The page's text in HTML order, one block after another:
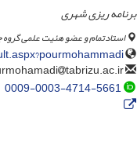
برنامه ریزی شهری
استادتمام و عضو هئیت علمی گروه
tabrizu.ac.ir
0009-0003-4714-5661